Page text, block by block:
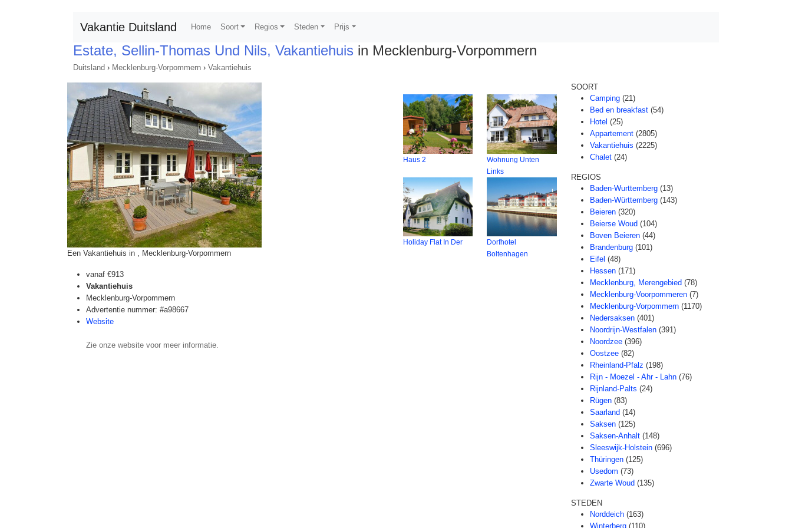
Vakantie Duitsland Home Soort Regios Steden Prijs
Estate, Sellin-Thomas Und Nils, Vakantiehuis in Mecklenburg-Vorpommern
Duitsland › Mecklenburg-Vorpommern › Vakantiehuis
Een Vakantiehuis in , Mecklenburg-Vorpommern
vanaf €913
Vakantiehuis
Mecklenburg-Vorpommern
Advertentie nummer: #a98667
Website
Zie onze website voor meer informatie.
Haus 2
Wohnung Unten
Links
Holiday Flat In Der
Dorfhotel
Boltenhagen
SOORT
Camping (21)
Bed en breakfast (54)
Hotel (25)
Appartement (2805)
Vakantiehuis (2225)
Chalet (24)
REGIOS
Baden-Wurttemberg (13)
Baden-Württemberg (143)
Beieren (320)
Beierse Woud (104)
Boven Beieren (44)
Brandenburg (101)
Eifel (48)
Hessen (171)
Mecklenburg, Merengebied (78)
Mecklenburg-Voorpommeren (7)
Mecklenburg-Vorpommern (1170)
Nedersaksen (401)
Noordrijn-Westfalen (391)
Noordzee (396)
Oostzee (82)
Rheinland-Pfalz (198)
Rijn - Moezel - Ahr - Lahn (76)
Rijnland-Palts (24)
Rügen (83)
Saarland (14)
Saksen (125)
Saksen-Anhalt (148)
Sleeswijk-Holstein (696)
Thüringen (125)
Usedom (73)
Zwarte Woud (135)
STEDEN
Norddeich (163)
Winterberg (110)